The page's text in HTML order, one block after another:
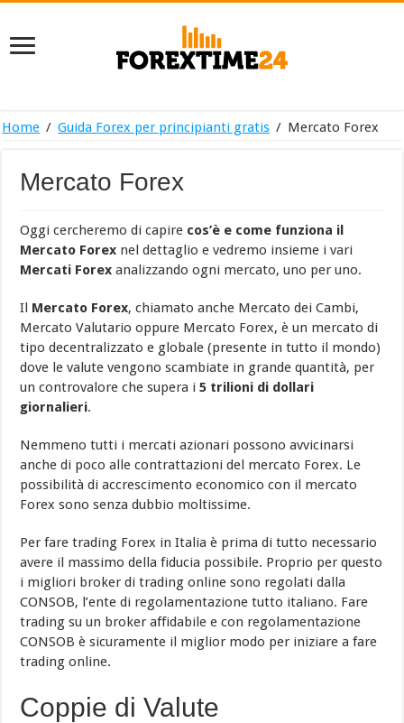
Home / Guida Forex per principianti gratis / Mercato Forex
Mercato Forex
Oggi cercheremo di capire cos’è e come funziona il
Mercato Forex nel dettaglio e vedremo insieme i vari
Mercati Forex analizzando ogni mercato, uno per uno.
Il Mercato Forex, chiamato anche Mercato dei Cambi,
Mercato Valutario oppure Mercato Forex, è un mercato di
tipo decentralizzato e globale (presente in tutto il mondo)
dove le valute vengono scambiate in grande quantità, per
un controvalore che supera i 5 trilioni di dollari
giornalieri.
Nemmeno tutti i mercati azionari possono avvicinarsi
anche di poco alle contrattazioni del mercato Forex. Le
possibilità di accrescimento economico con il mercato
Forex sono senza dubbio moltissime.
Per fare trading Forex in Italia è prima di tutto necessario
avere il massimo della fiducia possibile. Proprio per questo
i migliori broker di trading online sono regolati dalla
CONSOB, l’ente di regolamentazione tutto italiano. Fare
trading su un broker affidabile e con regolamentazione
CONSOB è sicuramente il miglior modo per iniziare a fare
trading online.
Coppie di Valute